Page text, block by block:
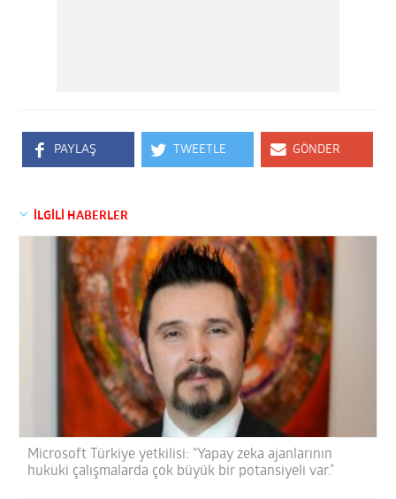
PAYLAŞ TWEETLE GÖNDER
İLGİLİ HABERLER
Microsoft Türkiye yetkilisi: “Yapay zeka ajanlarının
hukuki çalışmalarda çok büyük bir potansiyeli var.”